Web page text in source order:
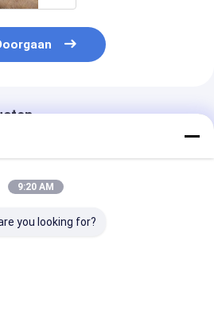
9:20 AM
you looking for?